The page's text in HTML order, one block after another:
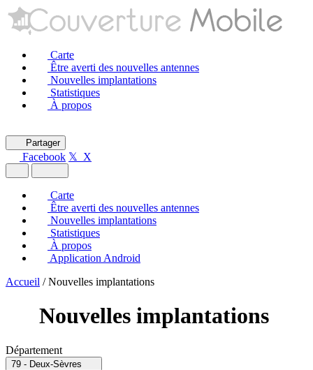
Carte
Être averti des nouvelles antennes
Nouvelles implantations
Statistiques
À propos
Partager
Facebook 𝕏 X
Carte
Être averti des nouvelles antennes
Nouvelles implantations
Statistiques
À propos
Application Android
Accueil / Nouvelles implantations
Nouvelles implantations
Département
79 - Deux-Sèvres